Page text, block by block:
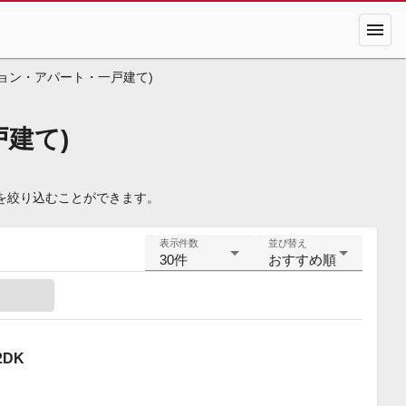
menu
ン・アパート・一戸建て)
建て)
り込むことができます。
表示件数
30件
並び替え
おすすめ順